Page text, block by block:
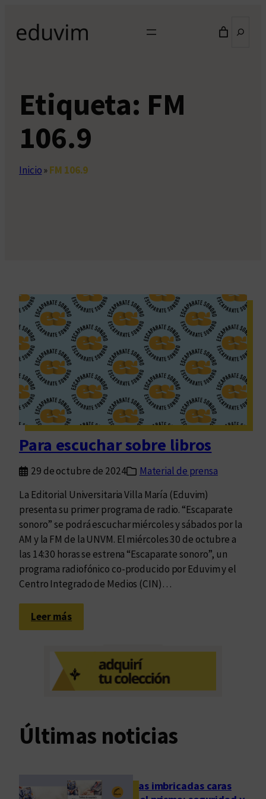
contenido
Etiqueta: FM
106.9
Inicio»FM 106.9
Para escuchar sobre libros
29 de octubre de 2024
Material de prensa
La Editorial Universitaria Villa María (Eduvim)
presenta su primer programa de radio. “Escaparate
sonoro” se podrá escuchar miércoles y sábados por la
AM y la FM de la UNVM. El miércoles 30 de octubre a
las 14:30 horas se estrena “Escaparate sonoro”, un
programa radiofónico co-producido por Eduvim y el
Centro Integrado de Medios (CIN)…
Leer más:
P
a
e
u
a
r
Últimas noticias
Las imbricadas caras